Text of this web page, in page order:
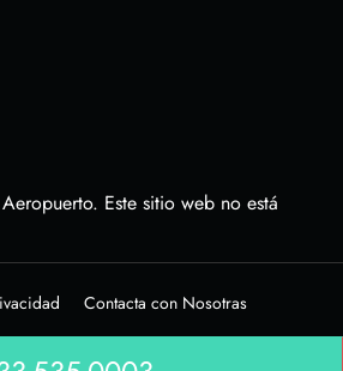
Este sitio web no está
Contacta con Nosotras